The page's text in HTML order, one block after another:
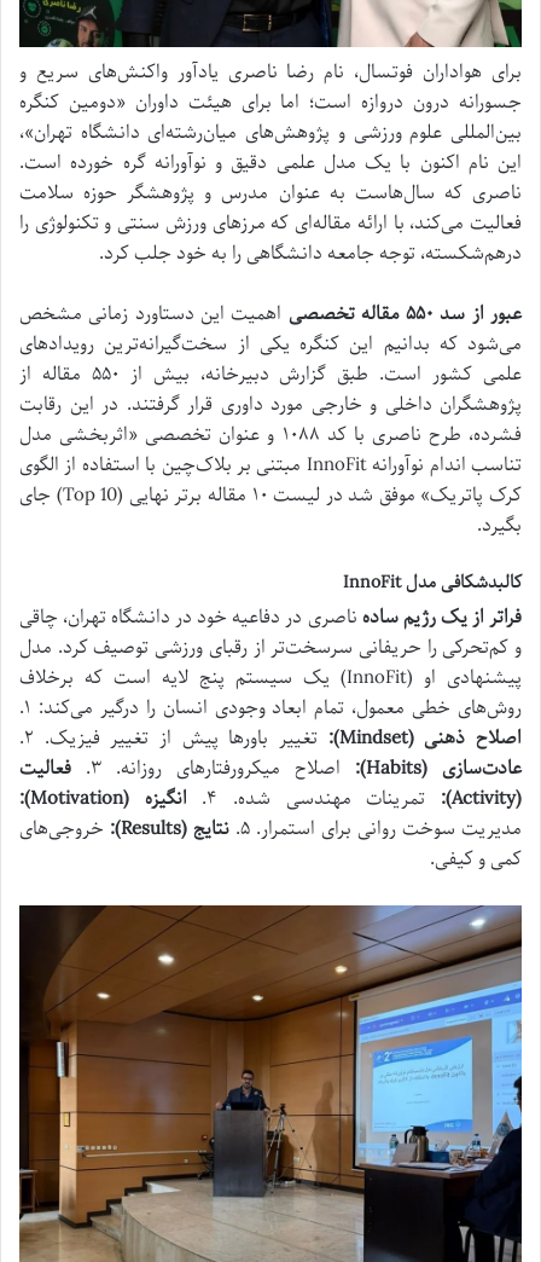
برای هواداران فوتسال، نام رضا ناصری یادآور واکنش‌های سریع و
جسورانه درون دروازه است؛ اما برای هیئت داوران «دومین کنگره
بین‌المللی علوم ورزشی و پژوهش‌های میان‌رشته‌ای دانشگاه تهران»،
این نام اکنون با یک مدل علمی دقیق و نوآورانه گره خورده است.
ناصری که سال‌هاست به عنوان مدرس و پژوهشگر حوزه سلامت
فعالیت می‌کند، با ارائه مقاله‌ای که مرزهای ورزش سنتی و تکنولوژی را
درهم‌شکسته، توجه جامعه دانشگاهی را به خود جلب کرد.
عبور از سد ۵۵۰مقاله تخصصی اهمیت این دستاورد زمانی مشخص
می‌شود که بدانیم این کنگره یکی از سخت‌گیرانه‌ترین رویدادهای
علمی کشور است. طبق گزارش دبیرخانه، بیش از ۵۵۰ مقاله از
پژوهشگران داخلی و خارجی مورد داوری قرار گرفتند. در این رقابت
فشرده، طرح ناصری با کد ۱۰۸۸ و عنوان تخصصی «اثربخشی مدل
تناسب‌ اندام نوآورانه InnoFit مبتنی بر بلاک‌چین با استفاده از الگوی
کرک‌ پاتریک» موفق شد در لیست ۱۰ مقاله برتر نهایی (Top 10) جای
بگیرد.
کالبدشکافی مدلInnoFit
فراتر از یک رژیم سادهناصری در دفاعیه خود در دانشگاه تهران، چاقی
و کم‌تحرکی را حریفانی سرسخت‌تر از رقبای ورزشی توصیف کرد. مدل
پیشنهادی او (InnoFit) یک سیستم پنج لایه است که برخلاف
روش‌های خطی معمول، تمام ابعاد وجودی انسان را درگیر می‌کند: ۱.
اصلاح ذهنی(Mindset):
تغییر باورها پیش از تغییر فیزیک. ۲.
عادت‌سازی (Habits): اصلاح میکرورفتارهای روزانه. ۳.
فعالیت
(Activity):
تمرینات مهندسی شده. ۴. انگیزه (Motivation):
مدیریت سوخت روانی برای استمرار. ۵.
نتایج(Results):
خروجی‌های
کمی و کیفی.